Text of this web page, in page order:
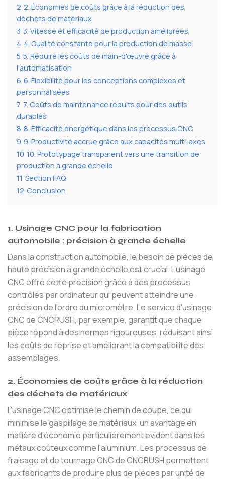
2 2. Économies de coûts grâce à la réduction des
déchets de matériaux
3 3. Vitesse et efficacité de production améliorées
4 4. Qualité constante pour la production de masse
5 5. Réduire les coûts de main-d'œuvre grâce à
l'automatisation
6 6. Flexibilité pour les conceptions complexes et
personnalisées
7 7. Coûts de maintenance réduits pour des outils
durables
8 8. Efficacité énergétique dans les processus CNC
9 9. Productivité accrue grâce aux capacités multi-axes
10 10. Prototypage transparent vers une transition de
production à grande échelle
11 Section FAQ
12 Conclusion
1. Usinage CNC pour la fabrication
automobile : précision à grande échelle
Dans la construction automobile, le besoin de pièces de
haute précision à grande échelle est crucial. L'usinage
CNC offre cette précision grâce à des processus
contrôlés par ordinateur qui peuvent atteindre une
précision de l'ordre du micromètre. Le service d'usinage
CNC de CNCRUSH, par exemple, garantit que chaque
pièce répond à des normes rigoureuses, réduisant ainsi
les coûts de reprise et améliorant la compatibilité des
assemblages.
2. Économies de coûts grâce à la réduction
des déchets de matériaux
L'usinage CNC optimise le chemin de coupe, ce qui
minimise le gaspillage de matériaux, un avantage en
matière d'économie particulièrement évident dans les
métaux coûteux comme l'aluminium. Les processus de
fraisage et de tournage CNC de CNCRUSH permettent
aux fabricants de produire plus de pièces par unité de